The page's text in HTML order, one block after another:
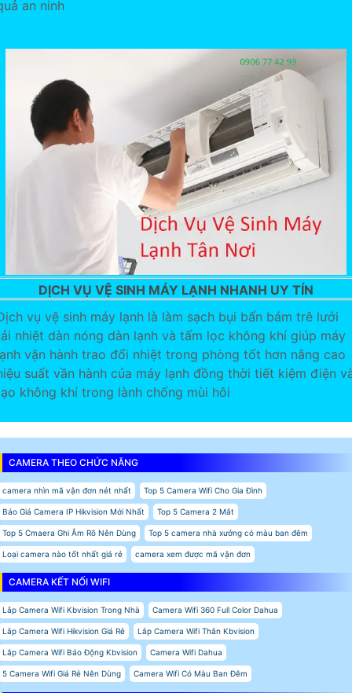
an ninh
DỊCH VỤ VỆ SINH MÁY LẠNH NHANH UY TÍN
vụ vệ sinh máy lạnh là làm sạch bụi bẩn bám trê lưới
nhiệt dàn nóng dàn lạnh và tấm lọc không khí giúp máy
vận hành trao đổi nhiệt trong phòng tốt hơn nâng cao
suất vần hành của máy lạnh đồng thời tiết kiệm điện
không khí trong lành chống mùi hôi
CAMERA THEO CHỨC NĂNG
camera nhìn mã vận đơn nét nhất Top 5 Camera Wifi Cho Gia Đình
Báo Giá Camera IP Hikvision Mới Nhất Top 5 Camera 2 Mắt
Top 5 Cmaera Ghi Âm Rõ Nên Dùng Top 5 camera nhà xưởng có màu ban đêm
Loại camera nào tốt nhất giá rẻ camera xem được mã vận đơn
CAMERA KẾT NỐI WIFI
Lắp Camera Wifi Kbvision Trong Nhà Camera Wifi 360 Full Color Dahua
Lắp Camera Wifi Hikvision Giá Rẻ Lắp Camera Wifi Thân Kbvision
Lắp Camera Wifi Báo Động Kbvision Camera Wifi Dahua
5 Camera Wifi Giá Rẻ Nên Dùng Camera Wifi Có Màu Ban Đêm